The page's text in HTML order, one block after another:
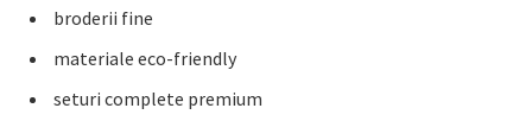
broderii fine
materiale eco-friendly
seturi complete premium